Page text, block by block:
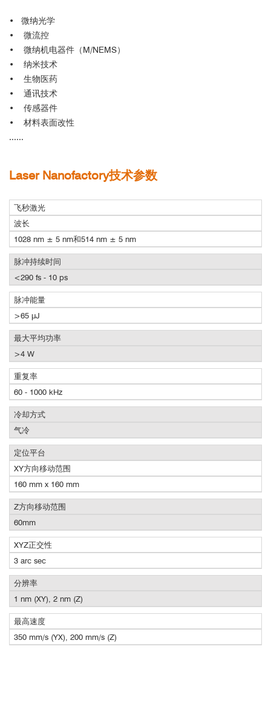
• 微纳光学
• 微流控
• 微纳机电器件（M/NEMS）
• 纳米技术
• 生物医药
• 通讯技术
• 传感器件
• 材料表面改性
......
Laser Nanofactory技术参数
飞秒激光
波长
1028 nm ± 5 nm和514 nm ± 5 nm
脉冲持续时间
<290 fs - 10 ps
脉冲能量
>65 μJ
最大平均功率
>4 W
重复率
60 - 1000 kHz
冷却方式
气冷
定位平台
XY方向移动范围
160 mm x 160 mm
Z方向移动范围
60mm
XYZ正交性
3 arc sec
分辨率
1 nm (XY), 2 nm (Z)
最高速度
350 mm/s (YX), 200 mm/s (Z)